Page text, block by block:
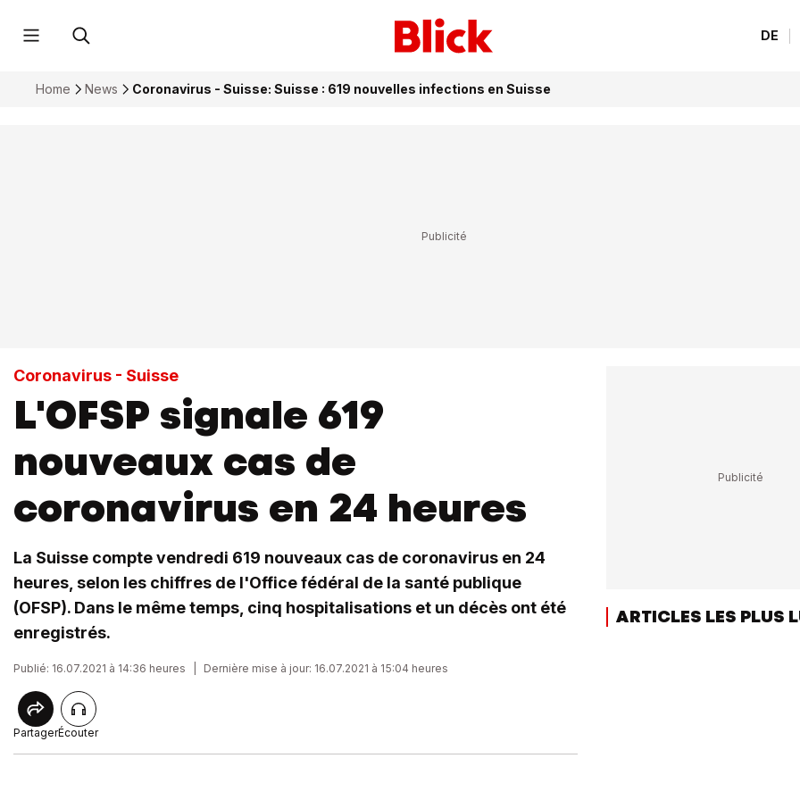
DE
Home News Coronavirus - Suisse: Suisse : 619 nouvelles infections en Suisse
Coronavirus - Suisse
L'OFSP signale 619
nouveaux cas de
coronavirus en 24 heures
La Suisse compte vendredi 619 nouveaux cas de coronavirus en 24
heures, selon les chiffres de l'Office fédéral de la santé publique
(OFSP). Dans le même temps, cinq hospitalisations et un décès ont été
enregistrés.
Publié: 16.07.2021 à 14:36 heures Dernière mise à jour: 16.07.2021 à 15:04 heures
PartagerÉcouter
ARTICLES LES PLUS